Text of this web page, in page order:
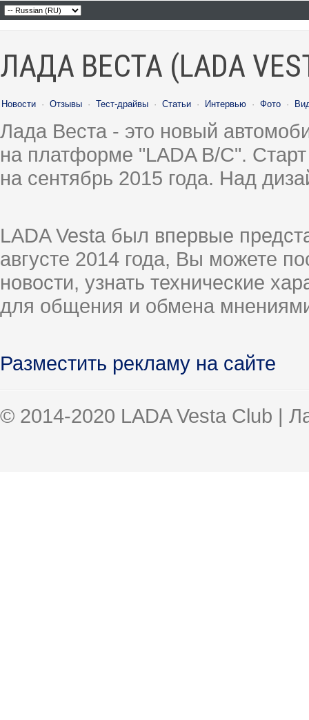
ЛАДА ВЕСТА (LADA
Новости · Отзывы · Тест-драйвы · Статьи · Интервью · Фото ·
Лада Веста - это новый
на платформе "LADA B/C".
на сентябрь 2015 года. Над
LADA Vesta был впервые
августе 2014 года, Вы можете
новости, узнать технические
для общения и обмена
Разместить рекламу на сайте
© 2014-2020 LADA Vesta Club |